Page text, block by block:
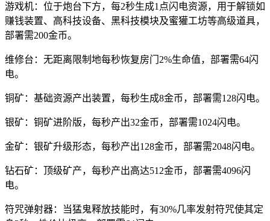
游戏机：位于炮台下方，每2秒生成1点闪电资源，用于解锁如
赚钱装置、高科技设备、黑科技模块及蜜獾工坊等高级道具，
部署需200金币。
维修台：无距离限制地每秒恢复房门2%生命值，部署需64闪
电。
铜矿：基础资源产出装置，每秒生成8金币，部署需128闪电。
银矿：铜矿进阶版，每秒产出32金币，部署需1024闪电。
金矿：银矿升级形态，每秒产出128金币，部署需2048闪电。
钻石矿：顶级矿产，每秒产出高达512金币，部署需4096闪
电。
符咒弹射器：当猛鬼释放技能时，有30%几率发射符咒使其定